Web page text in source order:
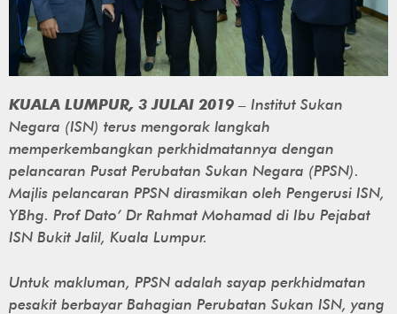
KUALA LUMPUR, 3 JULAI 2019 – Institut Sukan
Negara (ISN) terus mengorak langkah
memperkembangkan perkhidmatannya dengan
pelancaran Pusat Perubatan Sukan Negara (PPSN).
Majlis pelancaran PPSN dirasmikan oleh Pengerusi ISN,
YBhg. Prof Dato’ Dr Rahmat Mohamad di Ibu Pejabat
ISN Bukit Jalil, Kuala Lumpur.
Untuk makluman, PPSN adalah sayap perkhidmatan
pesakit berbayar Bahagian Perubatan Sukan ISN, yang